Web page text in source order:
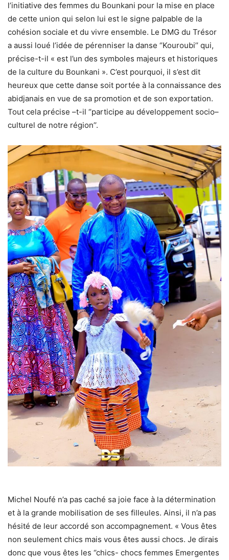
l’initiative des femmes du Bounkani pour la mise en place
de cette union qui selon lui est le signe palpable de la
cohésion sociale et du vivre ensemble. Le DMG du Trésor
a aussi loué l’idée de pérenniser la danse ‘’Kouroubi’’ qui,
précise-t-il « est l’un des symboles majeurs et historiques
de la culture du Bounkani ». C’est pourquoi, il s’est dit
heureux que cette danse soit portée à la connaissance des
abidjanais en vue de sa promotion et de son exportation.
Tout cela précise –t-il ‘’participe au développement socio–
culturel de notre région’’.
Michel Noufé n’a pas caché sa joie face à la détermination
et à la grande mobilisation de ses filleules. Ainsi, il n’a pas
hésité de leur accordé son accompagnement. « Vous êtes
non seulement chics mais vous êtes aussi chocs. Je dirais
donc que vous êtes les ‘’chics- chocs femmes Emergentes